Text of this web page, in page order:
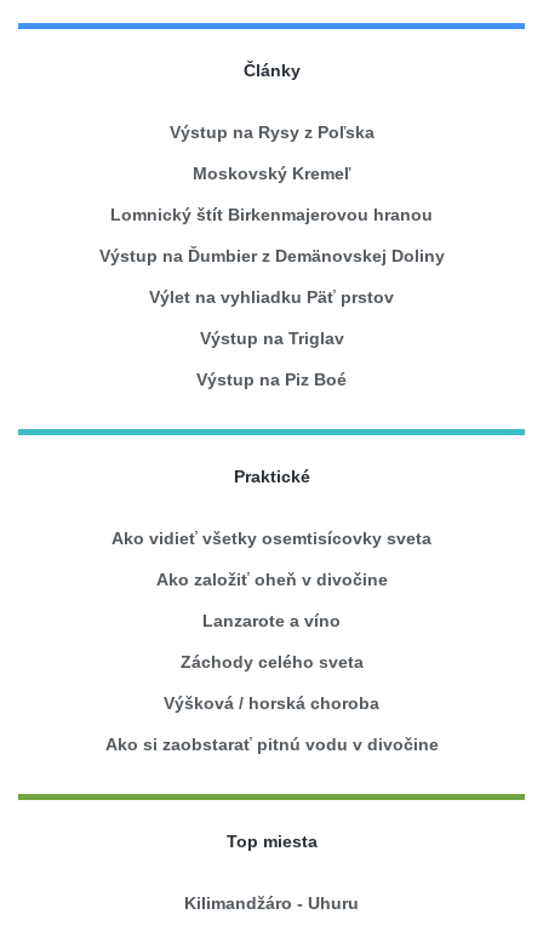
Články
Výstup na Rysy z Poľska
Moskovský Kremeľ
Lomnický štít Birkenmajerovou hranou
Výstup na Ďumbier z Demänovskej Doliny
Výlet na vyhliadku Päť prstov
Výstup na Triglav
Výstup na Piz Boé
Praktické
Ako vidieť všetky osemtisícovky sveta
Ako založiť oheň v divočine
Lanzarote a víno
Záchody celého sveta
Výšková / horská choroba
Ako si zaobstarať pitnú vodu v divočine
Top miesta
Kilimandžáro - Uhuru